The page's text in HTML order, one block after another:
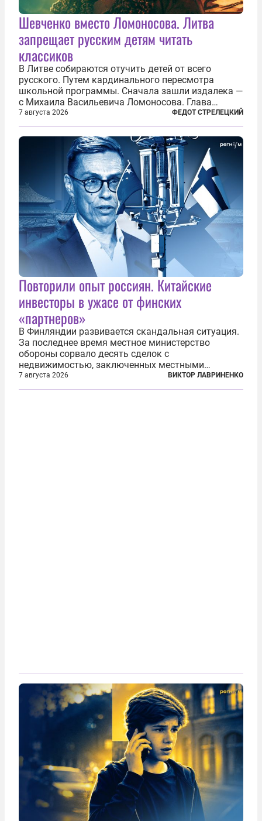
Шевченко вместо Ломоносова. Литва
запрещает русским детям читать
классиков
В Литве собираются отучить детей от всего
русского. Путем кардинального пересмотра
школьной программы. Сначала зашли издалека —
с Михаила Васильевича Ломоносова. Глава
правительства Литвы Миндаугас Синкявичюс
предложил исключить его тексты из программ
общего образования. Мотивировал он это тем,
7 августа 2026 ФЕДОТ СТРЕЛЕЦКИЙ
Повторили опыт россиян. Китайские
инвесторы в ужасе от финских
«партнеров»
В Финляндии развивается скандальная ситуация.
За последнее время местное министерство
обороны сорвало десять сделок с
недвижимостью, заключенных местными
фирмами с китайским капиталом. Чиновники
заявили, что они могли заключаться с целью
7 августа 2026 ВИКТОР ЛАВРИНЕНКО